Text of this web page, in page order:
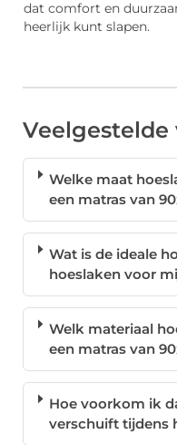
dat comfort en
heerlijk kunt slapen.
Veelgestelde
Welke maat
een matras van
Wat is de ideale
hoeslaken voor
Welk materiaal
een matras van
Hoe voorkom ik
verschuift tijdens